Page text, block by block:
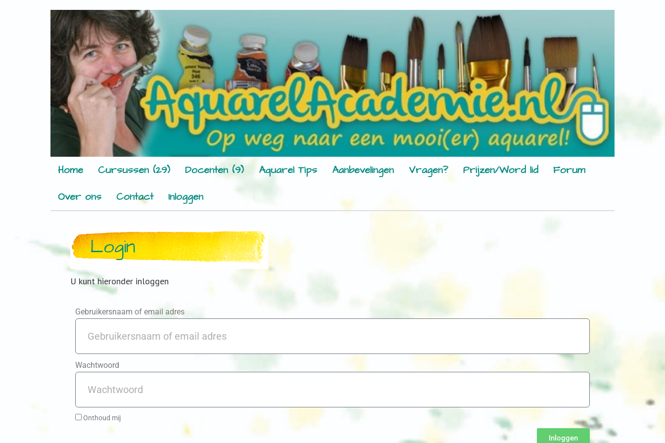
Home Cursussen (29) Docenten (9) Aquarel Tips Aanbevelingen Vragen? Prijzen/Word lid
Forum
Over ons
Contact Inloggen
Login
U kunt hieronder inloggen
Gebruikersnaam of email adres
Wachtwoord
Onthoud mij
Inloggen